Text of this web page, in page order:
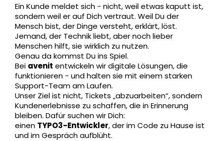
Ein Kunde meldet sich - nicht, weil etwas kaputt ist,
sondern weil er auf Dich vertraut. Weil Du der
Mensch bist, der Dinge versteht, erklärt, löst.
Jemand, der Technik liebt, aber noch lieber
Menschen hilft, sie wirklich zu nutzen.
Genau da kommst Du ins Spiel.
Bei avenit entwickeln wir digitale Lösungen, die
funktionieren - und halten sie mit einem starken
Support-Team am Laufen.
Unser Ziel ist nicht, Tickets „abzuarbeiten“, sondern
Kundenerlebnisse zu schaffen, die in Erinnerung
bleiben. Dafür suchen wir Dich:
einen TYPO3-Entwickler, der im Code zu Hause ist
und im Gespräch aufblüht.